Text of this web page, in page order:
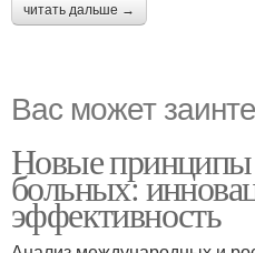
читать дальше →
Вас может
Новые принципы
больных:
эффективность